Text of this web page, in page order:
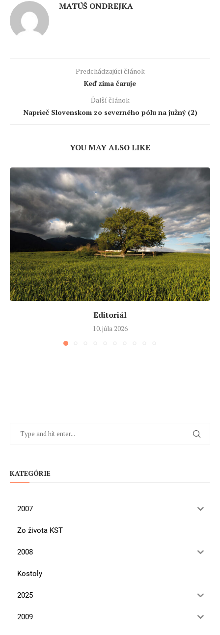
MATÚŠ ONDREJKA
Predchádzajúci článok
Keď zima čaruje
Ďalší článok
Naprieč Slovenskom zo severného pólu na južný (2)
YOU MAY ALSO LIKE
Editoriál
10. júla 2026
KATEGÓRIE
2007
Zo života KST
2008
Kostoly
2025
2009